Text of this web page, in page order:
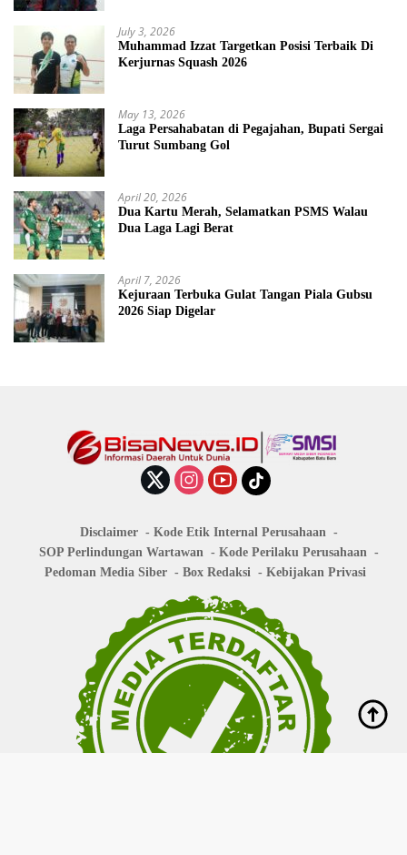
July 3, 2026
Muhammad Izzat Targetkan Posisi Terbaik Di
Kerjurnas Squash 2026
May 13, 2026
Laga Persahabatan di Pegajahan, Bupati Sergai
Turut Sumbang Gol
April 20, 2026
Dua Kartu Merah, Selamatkan PSMS Walau
Dua Laga Lagi Berat
April 7, 2026
Kejuraan Terbuka Gulat Tangan Piala Gubsu
2026 Siap Digelar
Disclaimer
Kode Etik Internal Perusahaan
SOP Perlindungan Wartawan
Kode Perilaku Perusahaan
Pedoman Media Siber
Box Redaksi Kebijakan Privasi